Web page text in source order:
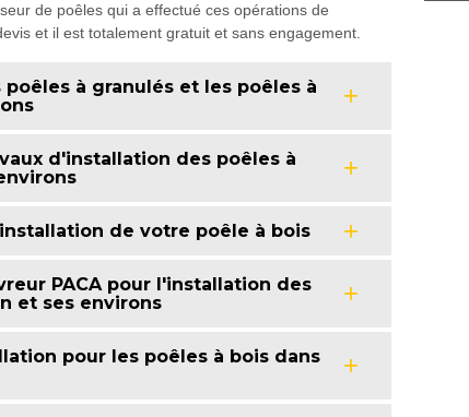
de poêles qui a effectué ces opérations de
et il est totalement gratuit et sans engagement.
à granulés et les poêles à
d'installation des poêles à
de votre poêle à bois
PACA pour l'installation des
et ses environs
pour les poêles à bois dans